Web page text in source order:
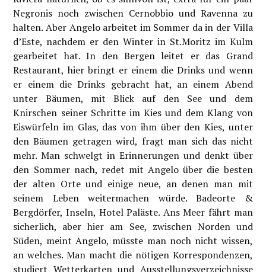
Negronis noch zwischen Cernobbio und Ravenna zu
halten. Aber Angelo arbeitet im Sommer da in der Villa
d’Este, nachdem er den Winter in St.Moritz im Kulm
gearbeitet hat. In den Bergen leitet er das Grand
Restaurant, hier bringt er einem die Drinks und wenn
er einem die Drinks gebracht hat, an einem Abend
unter Bäumen, mit Blick auf den See und dem
Knirschen seiner Schritte im Kies und dem Klang von
Eiswürfeln im Glas, das von ihm über den Kies, unter
den Bäumen getragen wird, fragt man sich das nicht
mehr. Man schwelgt in Erinnerungen und denkt über
den Sommer nach, redet mit Angelo über die besten
der alten Orte und einige neue, an denen man mit
seinem Leben weitermachen würde. Badeorte &
Bergdörfer, Inseln, Hotel Paläste. Ans Meer fährt man
sicherlich, aber hier am See, zwischen Norden und
Süden, meint Angelo, müsste man noch nicht wissen,
an welches. Man macht die nötigen Korrespondenzen,
studiert Wetterkarten und Ausstellungsverzeichnisse